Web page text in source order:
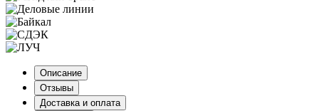
Описание
Отзывы
Доставка и оплата